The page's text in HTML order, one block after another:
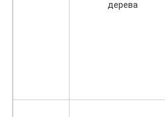
дерева